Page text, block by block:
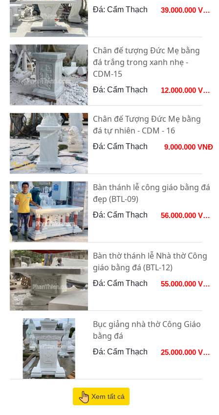
Đá: Cẩm Thạch 39.000.000 VNĐ
Chân đế tượng Đức Mẹ bằng
đá trắng trong xanh nhẹ -
CDM-15
Đá: Cẩm Thạch 12.000.000 VNĐ
Chân đế Tượng Đức Mẹ bằng
đá tự nhiên - CDM - 16
Đá: Cẩm Thạch 9.000.000 VNĐ
Bàn thánh lễ công giáo bằng đá
đẹp (BTL-09)
Đá: Cẩm Thạch 56.000.000 VNĐ
Bàn thờ thánh lễ Nhà thờ Công
giáo bằng đá (BTL-12)
Đá: Cẩm Thạch 55.000.000 VNĐ
Bục giảng nhà thờ Công Giáo
bằng đá
Đá: Cẩm Thạch 25.000.000 VNĐ
Xem tất cả